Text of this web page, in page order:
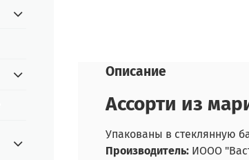
Описание
Ассорти из
Упакованы в стеклянную
Производитель:ИООО